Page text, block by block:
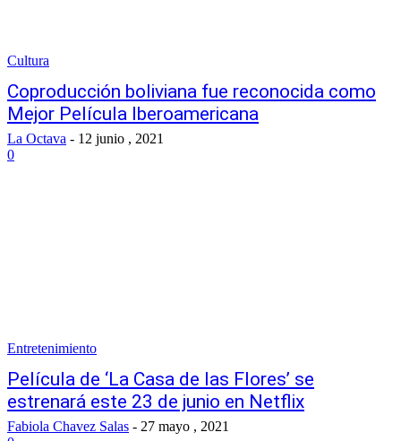
Cultura
Coproducción boliviana fue reconocida como
Mejor Película Iberoamericana
La Octava - 12 junio , 2021
0
Entretenimiento
Película de ‘La Casa de las Flores’ se
estrenará este 23 de junio en Netflix
Fabiola Chavez Salas - 27 mayo , 2021